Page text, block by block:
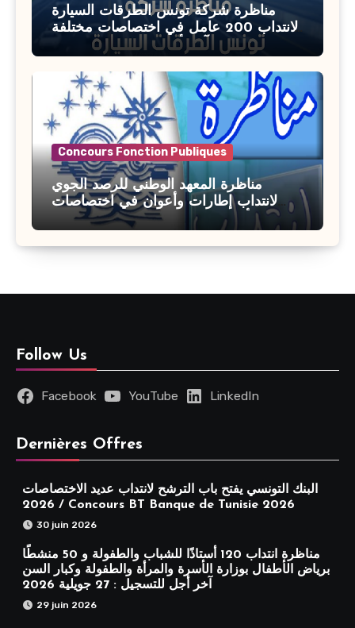
مناظرة شركة تونس الطرقات السيارة
لانتداب 200 عامل في اختصاصات مختلفة
آخر أجل : 21 جويلية 2026
Concours Fonction Publiques
مناظرة المعهد الوطني للرصد الجوي
لانتداب إطارات وأعوان في اختصاصات
مختلفة : أخر اجل للترشح 27 جويلية 2026
Follow Us
Facebook YouTube LinkedIn
Dernières Offres
البنك التونسي يفتح باب الترشح لانتداب عديد الاختصاصات
2026 / Concours BT Banque de Tunisie 2026
30 juin 2026
مناظرة انتداب 120 أستاذًا للشباب والطفولة و 50 منشطًا
برياض الأطفال بوزارة الأسرة والمرأة والطفولة وكبار السن
آخر أجل للتسجيل : 27 جويلية 2026
29 juin 2026